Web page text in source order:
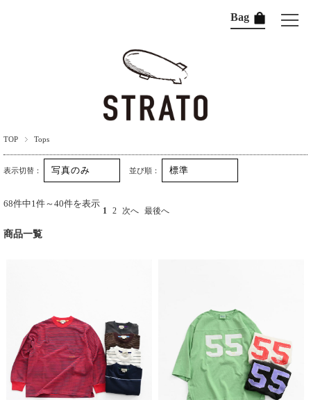
Bag
TOP Tops
表示切替： 並び順：
68件中1件～40件を表示
1 2 次へ 最後へ
商品一覧